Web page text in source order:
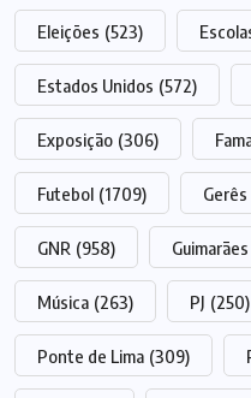
Eleições (523)
Estados Unidos (572)
Exposição (306)
Futebol (1709) Gerês
GNR (958) Guimarães
Música (263) PJ (250)
Ponte de Lima (309)